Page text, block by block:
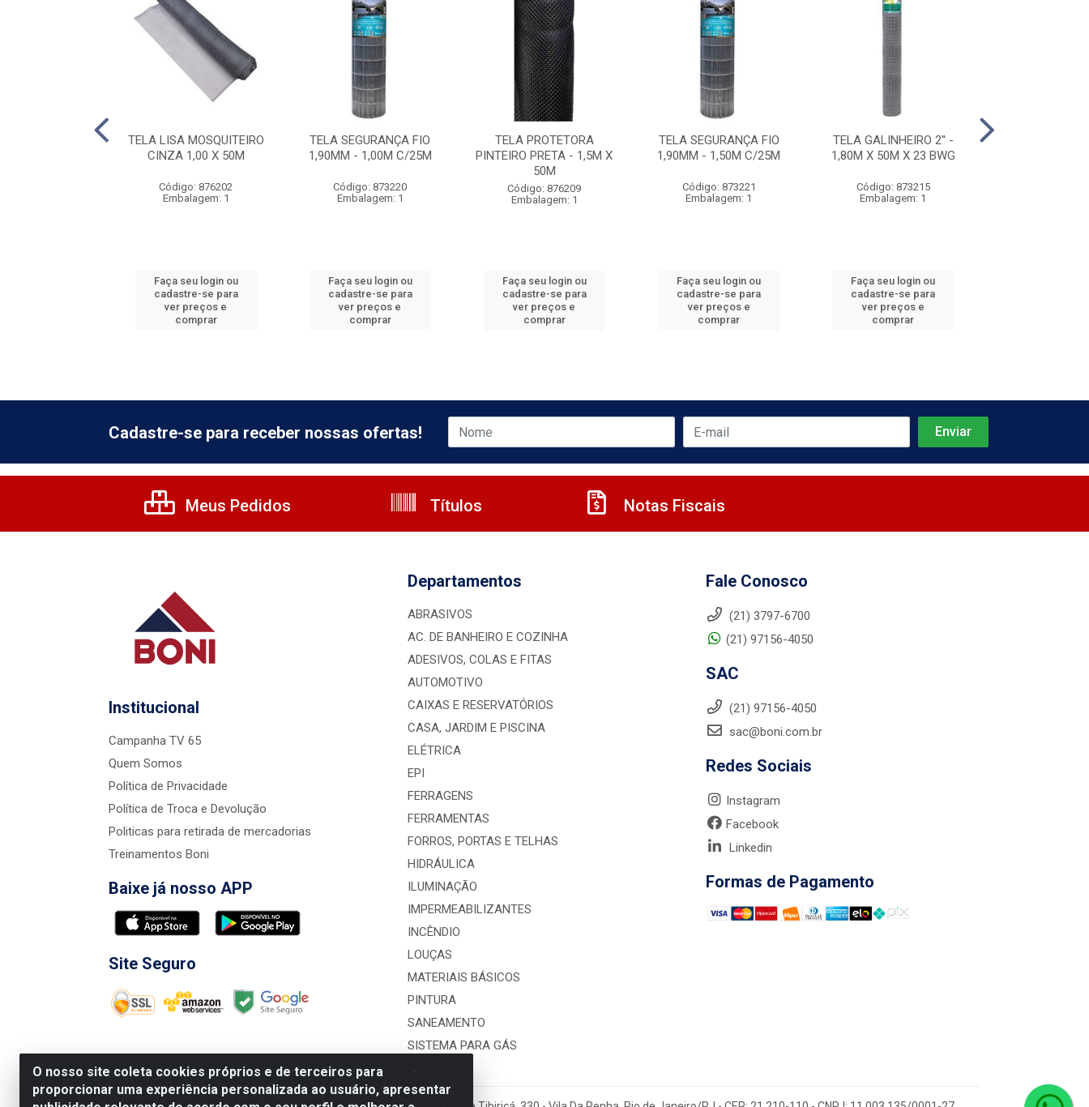
TELA LISA MOSQUITEIRO
CINZA 1,00 X 50M
Código: 876202
Embalagem: 1
Faça seu login ou
cadastre-se para
ver preços e
comprar
TELA SEGURANÇA FIO
1,90MM - 1,00M C/25M
Código: 873220
Embalagem: 1
Faça seu login ou
cadastre-se para
ver preços e
comprar
TELA PROTETORA
PINTEIRO PRETA - 1,5M X
50M
Código: 876209
Embalagem: 1
Faça seu login ou
cadastre-se para
ver preços e
comprar
TELA SEGURANÇA FIO
1,90MM - 1,50M C/25M
Código: 873221
Embalagem: 1
Faça seu login ou
cadastre-se para
ver preços e
comprar
TELA GALINHEIRO 2'' -
1,80M X 50M X 23 BWG
Código: 873215
Embalagem: 1
Faça seu login ou
cadastre-se para
ver preços e
comprar
O nosso site coleta cookies próprios e de terceiros para
proporcionar uma experiência personalizada ao usuário, apresentar
Cadastre-se para receber nossas ofertas!
Meus Pedidos Títulos Notas Fiscais
Institucional
Campanha TV 65
Quem Somos
Política de Privacidade
Política de Troca e Devolução
Politicas para retirada de mercadorias
Treinamentos Boni
Baixe já nosso APP
Site Seguro
Departamentos
ABRASIVOS
AC. DE BANHEIRO E COZINHA
ADESIVOS, COLAS E FITAS
AUTOMOTIVO
CAIXAS E RESERVATÓRIOS
CASA, JARDIM E PISCINA
ELÉTRICA
EPI
FERRAGENS
FERRAMENTAS
FORROS, PORTAS E TELHAS
HIDRÁULICA
ILUMINAÇÃO
IMPERMEABILIZANTES
INCÊNDIO
LOUÇAS
MATERIAIS BÁSICOS
PINTURA
SANEAMENTO
SISTEMA PARA GÁS
Fale Conosco
(21) 3797-6700
(21) 97156-4050
SAC
(21) 97156-4050
sac@boni.com.br
Redes Sociais
Instagram
Facebook
Linkedin
Formas de Pagamento